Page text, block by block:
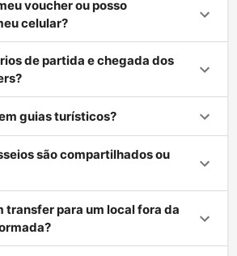
voucher ou posso
celular?
de partida e chegada dos
guias turísticos?
são compartilhados ou
transfer para um local fora da